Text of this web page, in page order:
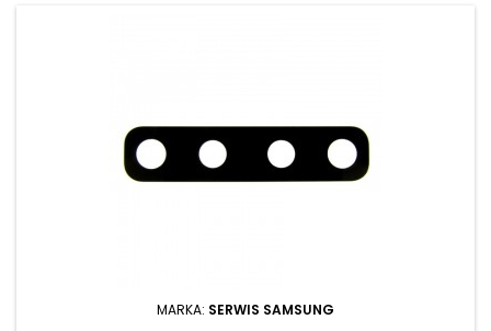
MARKA: SERWIS SAMSUNG